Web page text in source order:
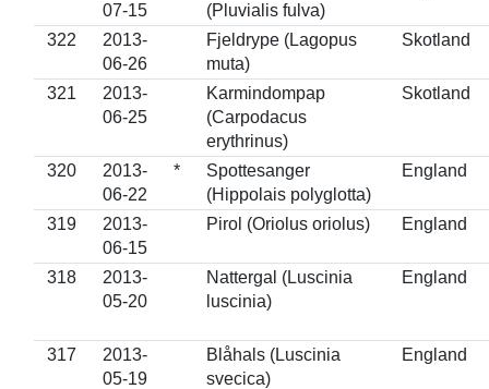
07-15
(Pluvialis fulva)
322
2013-
06-26
Fjeldrype (Lagopus
muta)
Skotland
321
2013-
06-25
Karmindompap
(Carpodacus
erythrinus)
Skotland
320
2013-
06-22
*
Spottesanger
(Hippolais polyglotta)
England
319
2013-
06-15
Pirol (Oriolus oriolus) England
318
2013-
05-20
Nattergal (Luscinia
luscinia)
England
317
2013-
05-19
Blåhals (Luscinia
svecica)
England